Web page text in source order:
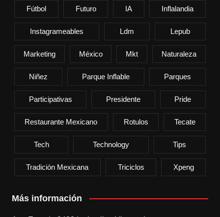
Fútbol Futuro IA Inflalandia
Instagrameables Ldm Lepub
Marketing México Mkt Naturaleza
Niñez Parque Inflable Parques
Participativas Presidente Pride
Restaurante Mexicano Rotulos Tecate
Tech Technology Tips
Tradición Mexicana Triciclos Xpeng
Más información